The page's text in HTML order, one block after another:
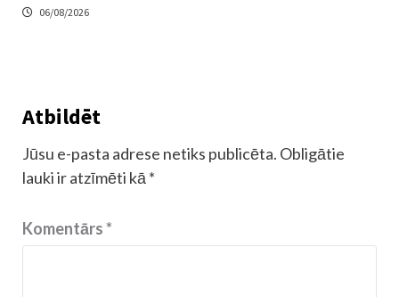
06/08/2026
Atbildēt
Jūsu e-pasta adrese netiks publicēta. Obligātie
lauki ir atzīmēti kā *
Komentārs*